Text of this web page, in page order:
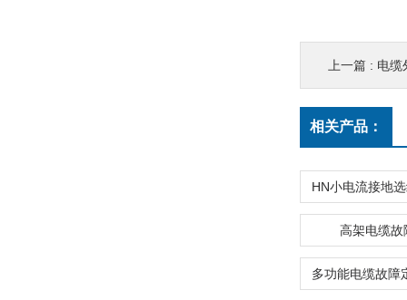
上一篇 : 电缆
相关产品：
高架电缆故